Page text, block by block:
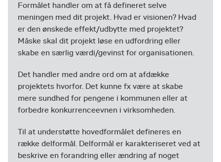
Formålet handler om at få defineret selve
meningen med dit projekt. Hvad er visionen? Hvad
er den ønskede effekt/udbytte med projektet?
Måske skal dit projekt løse en udfordring eller
skabe en særlig værdi/gevinst for organisationen.
Det handler med andre ord om at afdække
projektets hvorfor. Det kunne fx være at skabe
mere sundhed for pengene i kommunen eller at
forbedre konkurrenceevnen i virksomheden.
Til at understøtte hovedformålet defineres en
række delformål. Delformål er karakteriseret ved at
beskrive en forandring eller ændring af noget